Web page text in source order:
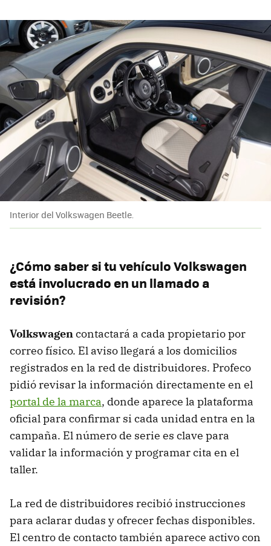
Interior del Volkswagen Beetle.
¿Cómo saber si tu vehículo Volkswagen
está involucrado en un llamado a
revisión?
Volkswagencontactará a cada propietario por
correo físico. El aviso llegará a los domicilios
registrados en la red de distribuidores. Profeco
pidió revisar la información directamente en el
portal de la marca, donde aparece la plataforma
oficial para confirmar si cada unidad entra en la
campaña. El número de serie es clave para
validar la información y programar cita en el
taller.
La red de distribuidores recibió instrucciones
para aclarar dudas y ofrecer fechas disponibles.
El centro de contacto también aparece activo con